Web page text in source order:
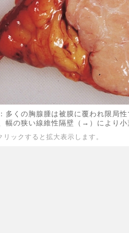
多くの胸腺腫は被膜に覆われ限局
幅の狭い線維性隔壁（→）により
リックすると拡大表示します。